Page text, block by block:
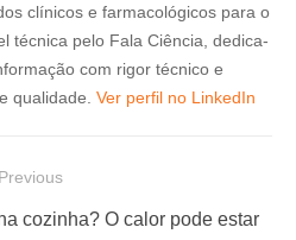
clínicos e farmacológicos para o
técnica pelo Fala Ciência, dedica-
com rigor técnico e
qualidade. Ver perfil no LinkedIn
Previous
cozinha? O calor pode estar